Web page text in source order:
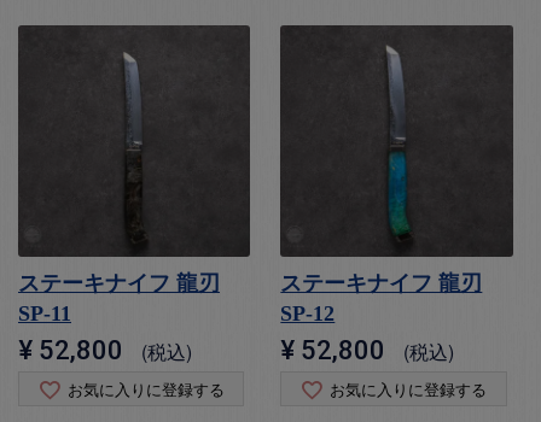
ステーキナイフ 龍刃
SP-11
¥ 52,800 税込
お気に入りに登録する
ステーキナイフ 龍刃
SP-12
¥ 52,800 税込
お気に入りに登録する